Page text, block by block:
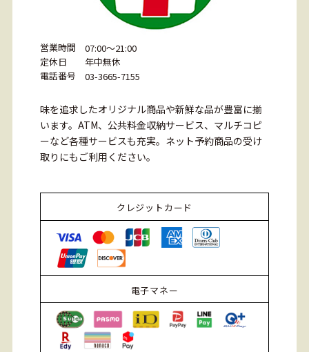
営業時間
07:00～21:00
定休日
年中無休
電話番号
03-3665-7155
味を追求したオリジナル商品や新鮮な品が豊富に揃
います。ATM、公共料金収納サービス、マルチコピ
ーなど各種サービスも充実。ネット予約商品の受け
取りにもご利用ください。
クレジットカード
電子マネー